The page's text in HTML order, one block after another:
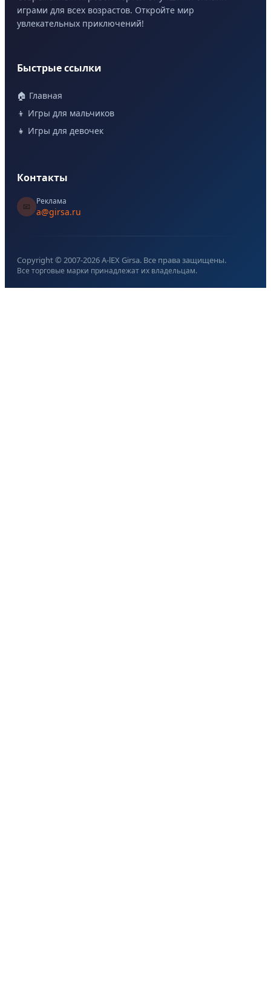
играми для всех возрастов. Откройте мир
увлекательных приключений!
Быстрые ссылки
🏠 Главная
👦 Игры для мальчиков
👧 Игры для девочек
Контакты
📧
Реклама
a@girsa.ru
Copyright © 2007-2026A-lEX Girsa. Все права защищены.
Все торговые марки принадлежат их владельцам.